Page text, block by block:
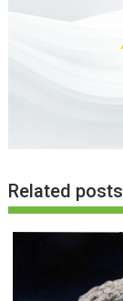
Related posts